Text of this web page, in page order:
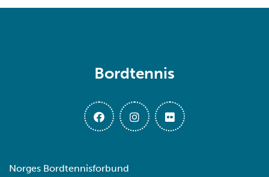
Bordtennis
Norges Bordtennisforbund